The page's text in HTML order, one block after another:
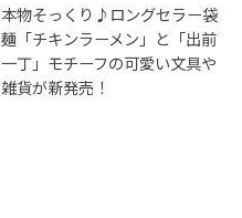
本物そっくり♪ロングセラー袋
麺「チキンラーメン」と「出前
一丁」モチーフの可愛い文具や
雑貨が新発売！